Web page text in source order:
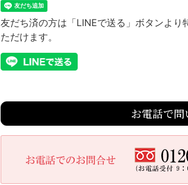
友だち済の方は「LINEで送る」ボタンよ
ただけます。
お電話で問